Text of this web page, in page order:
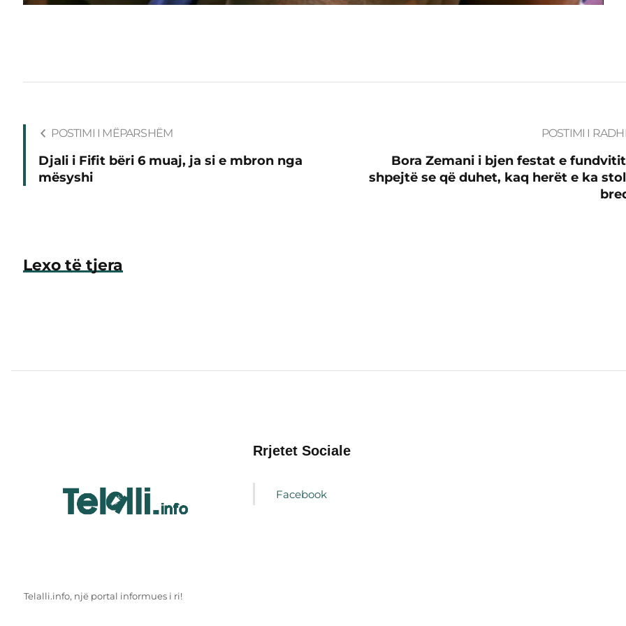
POSTIMI I MËPARSHËM
Djali i Fifit bëri 6 muaj, ja si e mbron nga
mësyshi
POSTIMI I
Bora Zemani i bjen festat e
shpejtë se që duhet, kaq herët e ka
Lexo të tjera
Telalli.info, një portal informues i ri!
Rrjetet Sociale
Facebook